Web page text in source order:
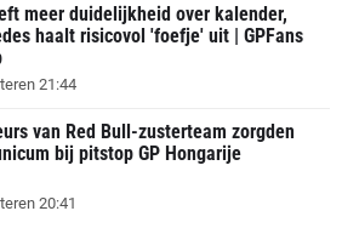
meer duidelijkheid over kalender,
haalt risicovol 'foefje' uit | GPFans
21:44
van Red Bull-zusterteam zorgden
bij pitstop GP Hongarije
20:41